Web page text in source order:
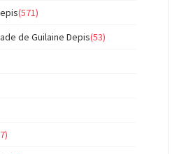
(571)
de Guilaine Depis(53)